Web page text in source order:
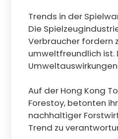
Trends in der
Die
Verbraucher fordern
umweltfreundlich ist.
Auf der Hong Kong
Forestoy, betonten
nachhaltiger
Trend zu